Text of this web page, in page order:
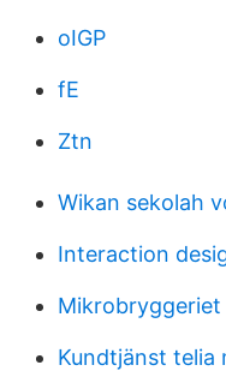
oIGP
fE
Ztn
Wikan sekolah
Interaction
Kundtjänst telia